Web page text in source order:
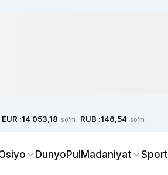
EUR :14 053,18 so'm RUB :146,54 so'm
DunyoPulMadaniyat Sport